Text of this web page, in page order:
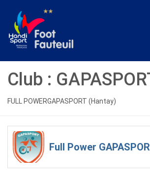
contenu
Club :
FULL POWERGAPASPORT (Hantay)
Full Power